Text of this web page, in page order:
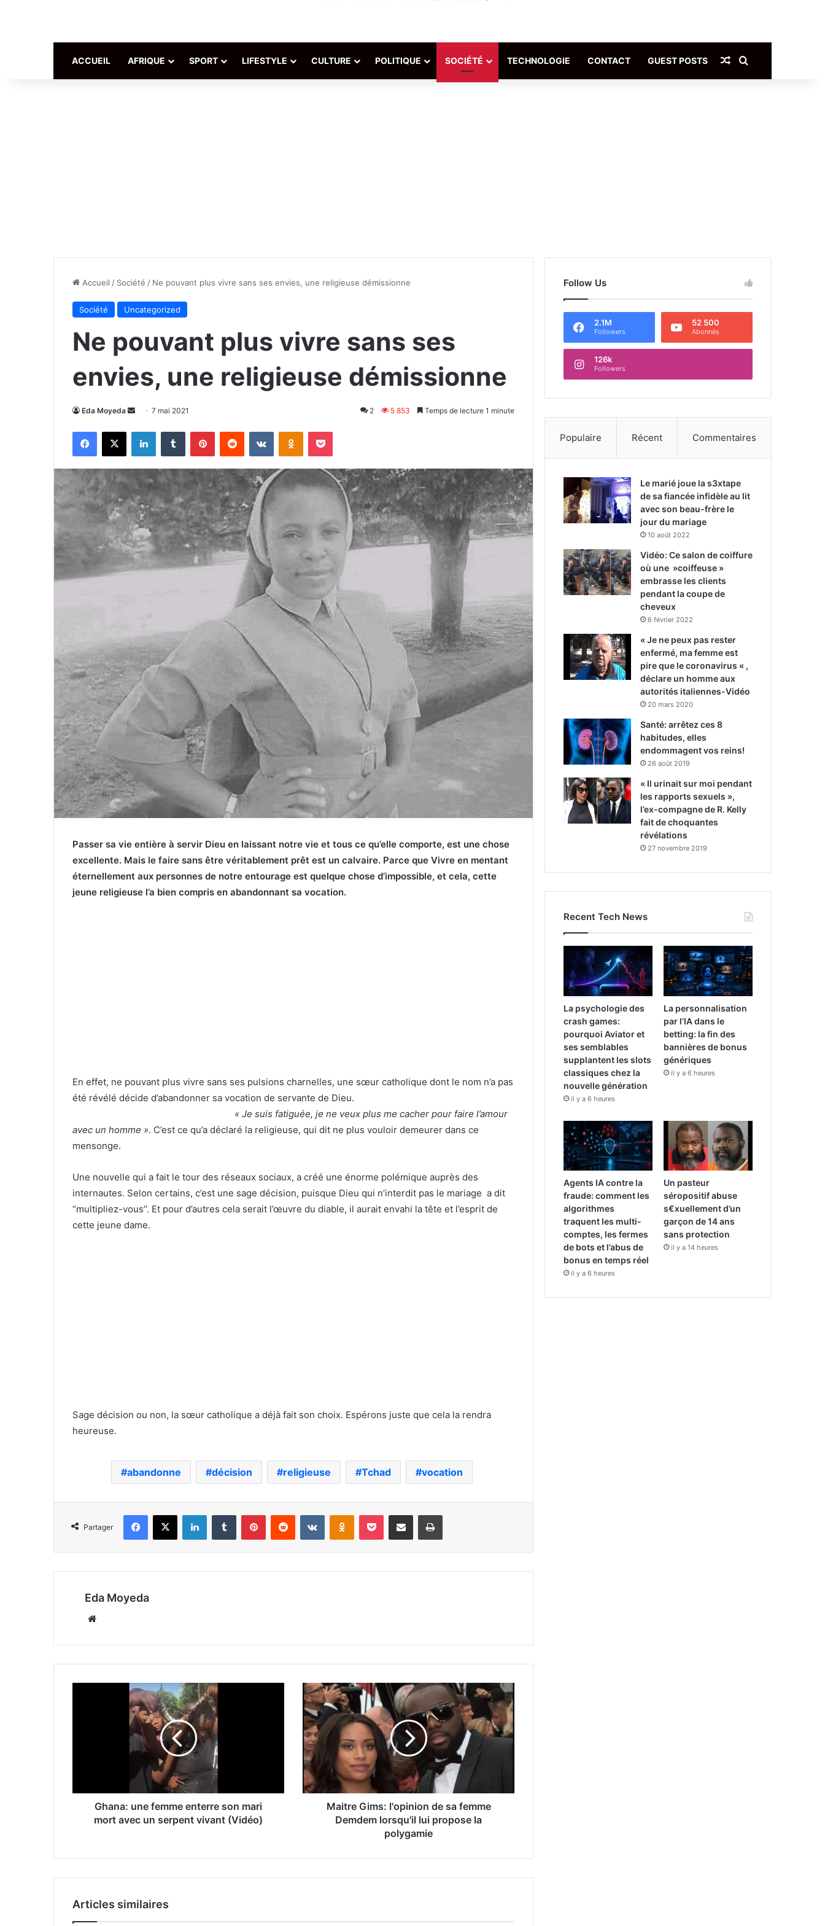
ACCUEIL AFRIQUE SPORT LIFESTYLE CULTURE POLITIQUE SOCIÉTÉ TECHNOLOGIE CONTACT GUEST POSTS Article Aléatoire
Accueil / Société / Ne pouvant plus vivre sans ses envies, une religieuse démissionne
Société Uncategorized
Ne pouvant plus vivre sans ses
envies, une religieuse démissionne
Eda Moyeda
Envoyer
courriel
7 mai 2021 2 5 853 Temps de lecture 1 minute
Facebook
X LinkedinTumblr PinterestReddit VKontakteOdnoklassniki
Pocket
Passer sa vie entière à servir Dieu en laissant notre vie et tous ce qu’elle comporte, est une chose
excellente. Mais le faire sans être véritablement prêt est un calvaire. Parce que Vivre en mentant
éternellement aux personnes de notre entourage est quelque chose d’impossible, et cela, cette
jeune religieuse l’a bien compris en abandonnant sa vocation.
En effet, ne pouvant plus vivre sans ses pulsions charnelles, une sœur catholique dont le nom n’a pas
été révélé décide d’abandonner sa vocation de servante de Dieu.
« Je suis fatiguée, je ne veux plus me cacher pour faire l’amour
avec un homme ». C’est ce qu’a déclaré la religieuse, qui dit ne plus vouloir demeurer dans ce
mensonge.
Une nouvelle qui a fait le tour des réseaux sociaux, a créé une énorme polémique auprès des
internautes. Selon certains, c’est une sage décision, puisque Dieu qui n’interdit pas le mariage a dit
‘’multipliez-vous’’. Et pour d’autres cela serait l’œuvre du diable, il aurait envahi la tête et l’esprit de
cette jeune dame.
Sage décision ou non, la sœur catholique a déjà fait son choix. Espérons juste que cela la rendra
heureuse.
abandonne décision religieuse Tchad vocation
Partager
Facebook
X LinkedinTumblr PinterestReddit VKontakteOdnoklassniki
Pocket Partager par email Imprimer
Eda Moyeda
Ghana: une femme enterre son mari
mort avec un serpent vivant (Vidéo)
Maitre Gims: l'opinion de sa femme
Demdem lorsqu'il lui propose la
polygamie
Articles similaires
Follow Us
2.1M
Followers
52 500
Abonnés
126k
Followers
Populaire Récent Commentaires
Le marié joue la s3xtape
de sa fiancée infidèle au lit
avec son beau-frère le
jour du mariage
10 août 2022
Vidéo: Ce salon de coiffure
où une »coiffeuse »
embrasse les clients
pendant la coupe de
cheveux
6 février 2022
« Je ne peux pas rester
enfermé, ma femme est
pire que le coronavirus « ,
déclare un homme aux
autorités italiennes-Vidéo
20 mars 2020
Santé: arrêtez ces 8
habitudes, elles
endommagent vos reins!
26 août 2019
« Il urinait sur moi pendant
les rapports sexuels »,
l’ex-compagne de R. Kelly
fait de choquantes
révélations
27 novembre 2019
Recent Tech News
La psychologie des
crash games:
pourquoi Aviator et
ses semblables
supplantent les slots
classiques chez la
nouvelle génération
il y a 6 heures
La personnalisation
par l’IA dans le
betting: la fin des
bannières de bonus
génériques
il y a 6 heures
Agents IA contre la
fraude: comment les
algorithmes
traquent les multi-
comptes, les fermes
de bots et l’abus de
bonus en temps réel
il y a 6 heures
Un pasteur
séropositif abuse
s€xuellement d’un
garçon de 14 ans
sans protection
il y a 14 heures